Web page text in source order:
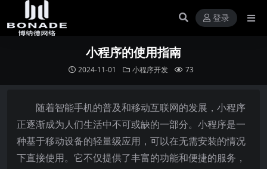
登录
小程序的使用指南
2024-11-01 小程序开发 73
随着智能手机的普及和移动互联网的发展，小程序
正逐渐成为人们生活中不可或缺的一部分。小程序是一
种基于移动设备的轻量级应用，可以在无需安装的情况
下直接使用。它不仅提供了丰富的功能和便捷的服务，